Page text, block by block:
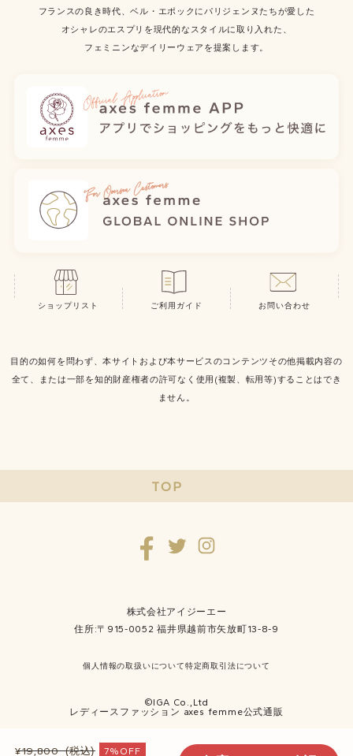
¥19,800 (税込) 7%OFF
フランスの良き時代、ベル・エポックにパリジェンヌたちが愛した
オシャレのエスプリを現代的なスタイルに取り入れた、
フェミニンなデイリーウェアを提案します。
ショップリスト ご利用ガイド お問い合わせ
目的の如何を問わず、本サイトおよび本サービスのコンテンツその他掲載内容の
全て、または一部を知的財産権者の許可なく使用(複製、転用等)することはでき
ません。
TOP
株式会社アイジーエー
住所:〒915-0052 福井県越前市矢放町13-8-9
個人情報の取扱いについて特定商取引法について
©IGA Co.,Ltd
レディースファッション axes femme公式通販